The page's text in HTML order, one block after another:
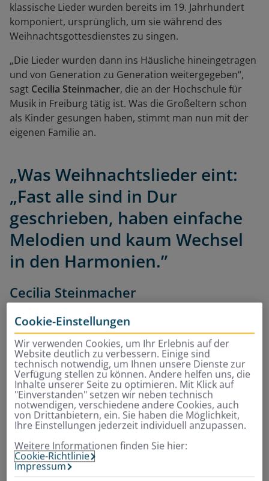
klassische Lieder wurden bereits im 19. Jahrhundert
komponiert, ursprünglich, um sie während des
Weihnachtsgottesdienstes zu singen.
„Die Lieder wurden dann ins Häusliche hineingetragen
und von Generation zu Generation weitergegeben“,
sagt Cecilia Steinmacher, die an der Hochschule für
Musik in Freiburg tätig ist. Was die Großeltern schon
als Kinder gesungen haben, stimmt man nun mit der
eigenen Familie an.
„Was Weihnachtslieder eint:
„Fast alle sind in Dur
geschrieben, haben einfache
Melodien und kaum Wechsel
in den Harmonien.”
Cecilia Steinmacher
„Ich glaube, es gibt einen Unterschied zwischen
Weihnachtsliedern, die wir gerne hören, und denen,
die wir selbst singen“, sagt Cecilia Steinmacher. „Die
traditionsreichen Lieder singen wir eher, die populären
hören wir mehr.“
Trotzdem gibt es einige musikalische Aspekte, die
viele Weihnachtslieder eint, erklärt Steinmacher:
„Fast alle sind in Dur geschrieben, haben einfache
Cookie-Einstellungen
Wir verwenden Cookies, um Ihr Erlebnis auf der
Website deutlich zu verbessern. Einige sind
technisch notwendig, um Ihnen unsere Dienste zur
Verfügung stellen zu können. Andere helfen uns, die
Inhalte unserer Seite zu optimieren. Mit Klick auf
"Einverstanden" setzen wir neben technisch
notwendigen, verschiedene andere Cookies, auch
von Drittanbietern, ein. Sie haben die Möglichkeit,
Ihre Einstellungen jederzeit individuell anzupassen.
Weitere Informationen finden Sie hier:
Cookie-Richtlinie
Impressum